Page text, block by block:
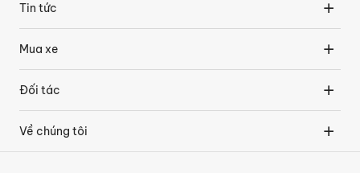
Tin tức
Mua xe
Đối tác
Về chúng tôi